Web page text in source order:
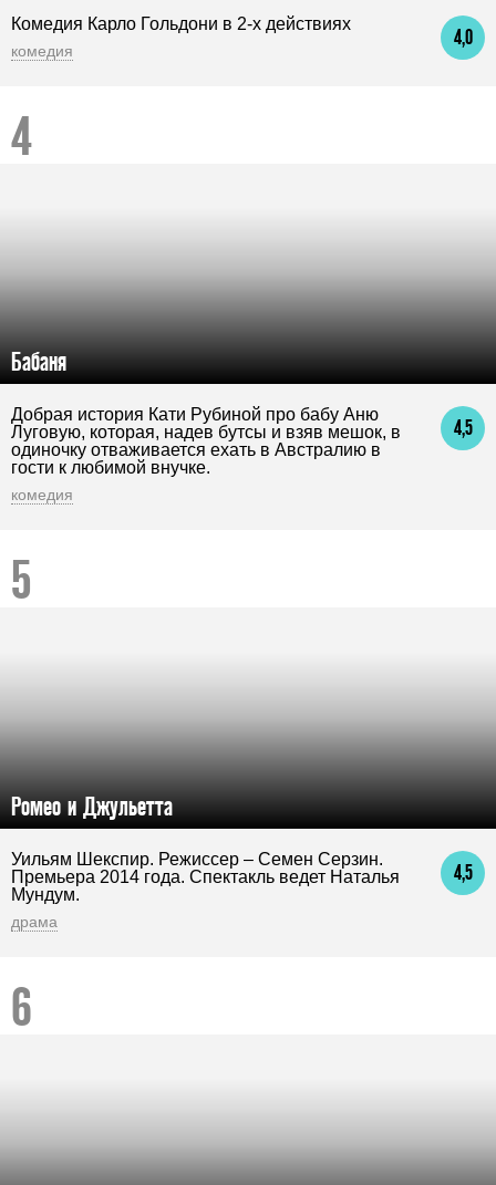
4,0
Комедия Карло Гольдони в 2-х действиях
комедия
Бабаня
4,5
Добрая история Кати Рубиной про бабу Аню
Луговую, которая, надев бутсы и взяв мешок, в
одиночку отваживается ехать в Австралию в
гости к любимой внучке.
комедия
Ромео и Джульетта
4,5
Уильям Шекспир. Режиссер – Семен Серзин.
Премьера 2014 года. Спектакль ведет Наталья
Мундум.
драма